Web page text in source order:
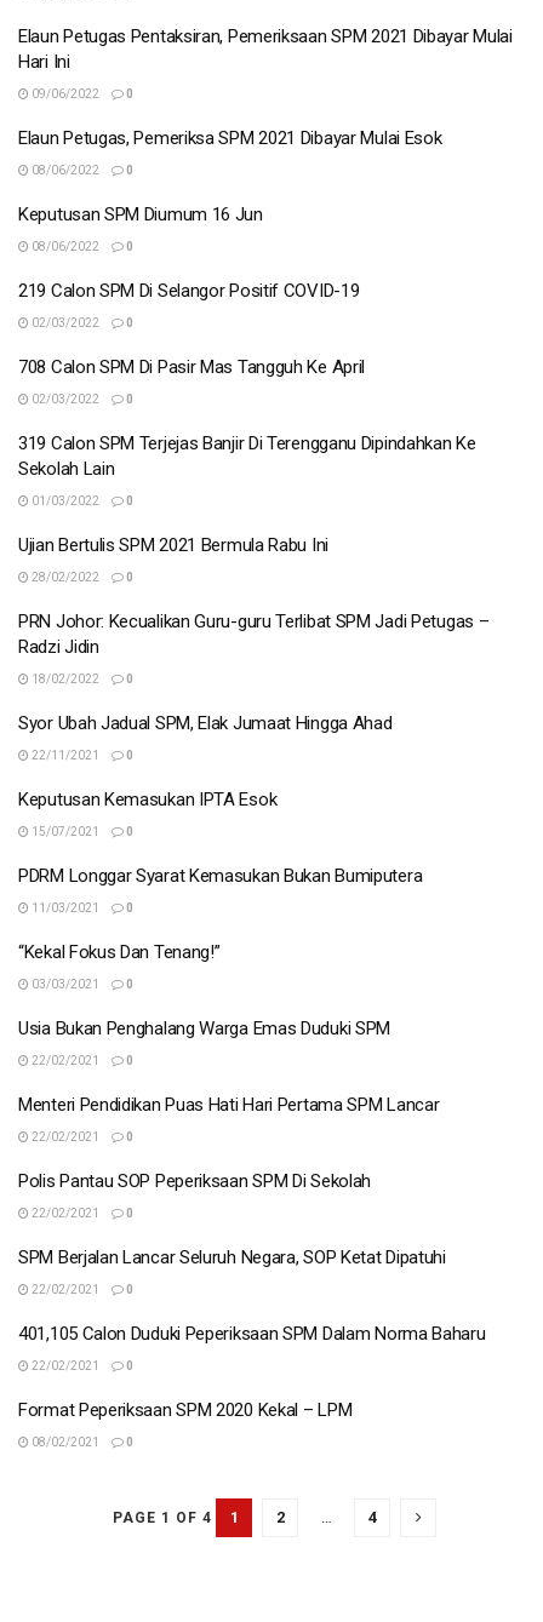
Elaun Petugas Pentaksiran, Pemeriksaan SPM 2021 Dibayar Mulai
Hari Ini
09/06/2022 0
Elaun Petugas, Pemeriksa SPM 2021 Dibayar Mulai Esok
08/06/2022 0
Keputusan SPM Diumum 16 Jun
08/06/2022 0
219 Calon SPM Di Selangor Positif COVID-19
02/03/2022 0
708 Calon SPM Di Pasir Mas Tangguh Ke April
02/03/2022 0
319 Calon SPM Terjejas Banjir Di Terengganu Dipindahkan Ke
Sekolah Lain
01/03/2022 0
Ujian Bertulis SPM 2021 Bermula Rabu Ini
28/02/2022 0
PRN Johor: Kecualikan Guru-guru Terlibat SPM Jadi Petugas –
Radzi Jidin
18/02/2022 0
Syor Ubah Jadual SPM, Elak Jumaat Hingga Ahad
22/11/2021 0
Keputusan Kemasukan IPTA Esok
15/07/2021 0
PDRM Longgar Syarat Kemasukan Bukan Bumiputera
11/03/2021 0
“Kekal Fokus Dan Tenang!”
03/03/2021 0
Usia Bukan Penghalang Warga Emas Duduki SPM
22/02/2021 0
Menteri Pendidikan Puas Hati Hari Pertama SPM Lancar
22/02/2021 0
Polis Pantau SOP Peperiksaan SPM Di Sekolah
22/02/2021 0
SPM Berjalan Lancar Seluruh Negara, SOP Ketat Dipatuhi
22/02/2021 0
401,105 Calon Duduki Peperiksaan SPM Dalam Norma Baharu
22/02/2021 0
Format Peperiksaan SPM 2020 Kekal – LPM
08/02/2021 0
PAGE 1 OF 4 1 2 4